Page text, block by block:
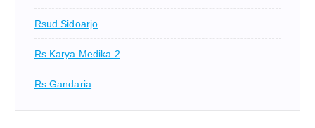
Rsud Sidoarjo
Rs Karya Medika 2
Rs Gandaria